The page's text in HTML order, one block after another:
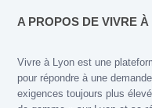
A PROPOS DE VIVRE À
Vivre à Lyon est une
pour répondre à une
exigences toujours plus